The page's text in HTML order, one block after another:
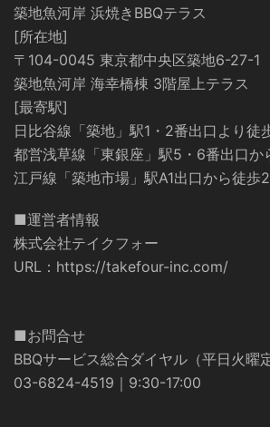
築地魚河岸 浜焼きBBQテラス
[所在地]
〒104-0045 東京都中央区築地6-27-1
築地魚河岸 海幸橋棟 3階屋上テラス
[最寄駅]
日比谷線「築地」駅1・2番出口より徒
都営浅草線「東銀座」駅5・6番出口か
江戸線「築地市場」駅A1出口から徒歩
■運営者情報
株式会社テイクフォー
URL： https://takefour-inc.com/
■お問合せ
BBQサービス総合ダイヤル（平日火曜
03-6824-4519｜9:30-17:00